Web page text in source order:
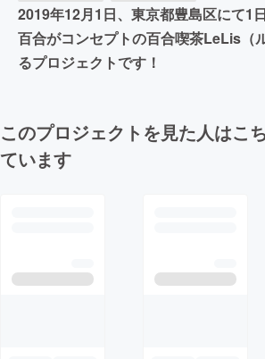
2019年12月1日、東京都豊島区にて1
百合がコンセプトの百合喫茶LeLis（
るプロジェクトです！
このプロジェクトを見た人はこ
ています